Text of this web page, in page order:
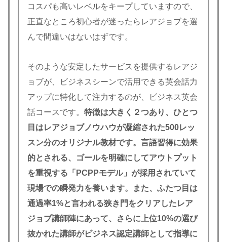
コスパも高いレベルをキープしていますので、
正直なところ初心者が迷ったらレアジョブを選
んで間違いはないはずです。
そのような安定したサービスを提供するレアジ
ョブが、ビジネスシーンで活用できる英会話力
アップに特化して注力するのが、ビジネス英会
話コースです。 特徴は大きく２つあり、ひとつ
目はレアジョブノウハウが凝縮された500レッ
スン分のオリジナル教材です。言語習得に効果
的とされる、ゴールを明確にしてアウトプット
を重視する「PCPPモデル」が採用されていて
現場での瞬発力を養います。また、ふたつ目は
通過率1%と言われる狭き門をクリアしたレア
ジョブ講師陣にあって、さらに上位10%の選び
抜かれた講師がビジネス認定講師として指導に